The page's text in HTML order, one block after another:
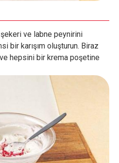
ve labne peynirini
bir karışım oluşturun. Biraz
hepsini bir krema poşetine